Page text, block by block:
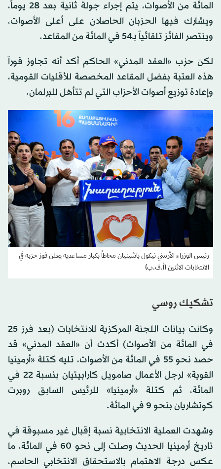
المائة من الأصوات، يتم إجراء جولة ثانية بعد 28 يوماً،
ويشارك فيها الحزبان الحاصلان على أعلى الأصوات،
وينتصر الفائز تلقائياً بـ54 في المائة من المقاعد.
لكن حزب «العقد المدني» الحاكم أكد أنه تجاوز فوراً
هذه العتبة بفضل المقاعد المخصصة للأقليات القومية،
وإعادة توزيع أصوات الأحزاب التي لم تتأهل للبرلمان.
رئيس الوزراء الأرمني نيكول باشينيان محاطاً بكبار مساعديه يعلن فوز حزبه في
الانتخابات الاثنين (أ.ف.ب)
تشكيك روسي
وكانت بيانات اللجنة المركزية للانتخابات (بعد فرز 25
في المائة من الأصوات) أكدت أن «العقد المدني» قد
حصد نحو 55 في المائة من الأصوات، تليه كتلة «أرمينيا
القوية» لرجل الأعمال صامويل كارابيتيان بنسبة 22 في
المائة، ثم كتلة «أرمينيا» للرئيس السابق روبرت
كوتشاريان بنحو 9 في المائة.
وشهدت العملية الانتخابية نسبة إقبال غير مسبوقة في
تاريخ أرمينيا الحديث وصلت إلى نحو 60 في المائة، ما
عكس درجة الاهتمام بالاستحقاق الانتخابي الحاسم،